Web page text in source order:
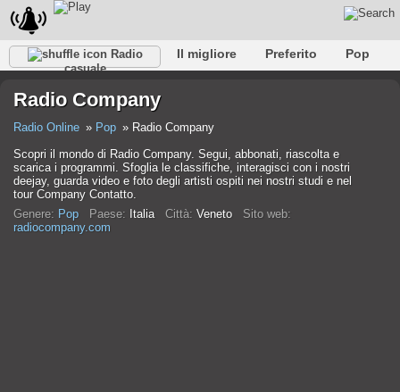
Radio
casuale
Il migliore Preferito
Pop
Rap
Falk Jazz
Radio Company
Radio Online Pop
Radio Company
Scopri il mondo di Radio Company. Segui, abbonati, riascolta e
scarica i programmi. Sfoglia le classifiche, interagisci con i nostri
deejay, guarda video e foto degli artisti ospiti nei nostri studi e nel
tour Company Contatto.
Genere: Pop Paese: Italia Città: Veneto Sito web:
radiocompany.com